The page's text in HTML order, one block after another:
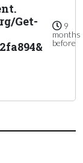
Get-
9
months
before